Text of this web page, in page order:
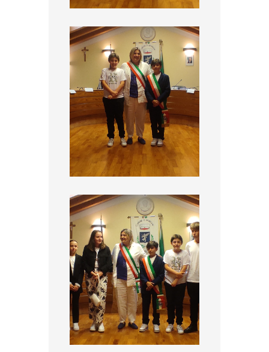
Elezione Sindaco e Vicesindaco del CCRR 2
Elezione Sindaco e Vicesindaco del CCRR 3